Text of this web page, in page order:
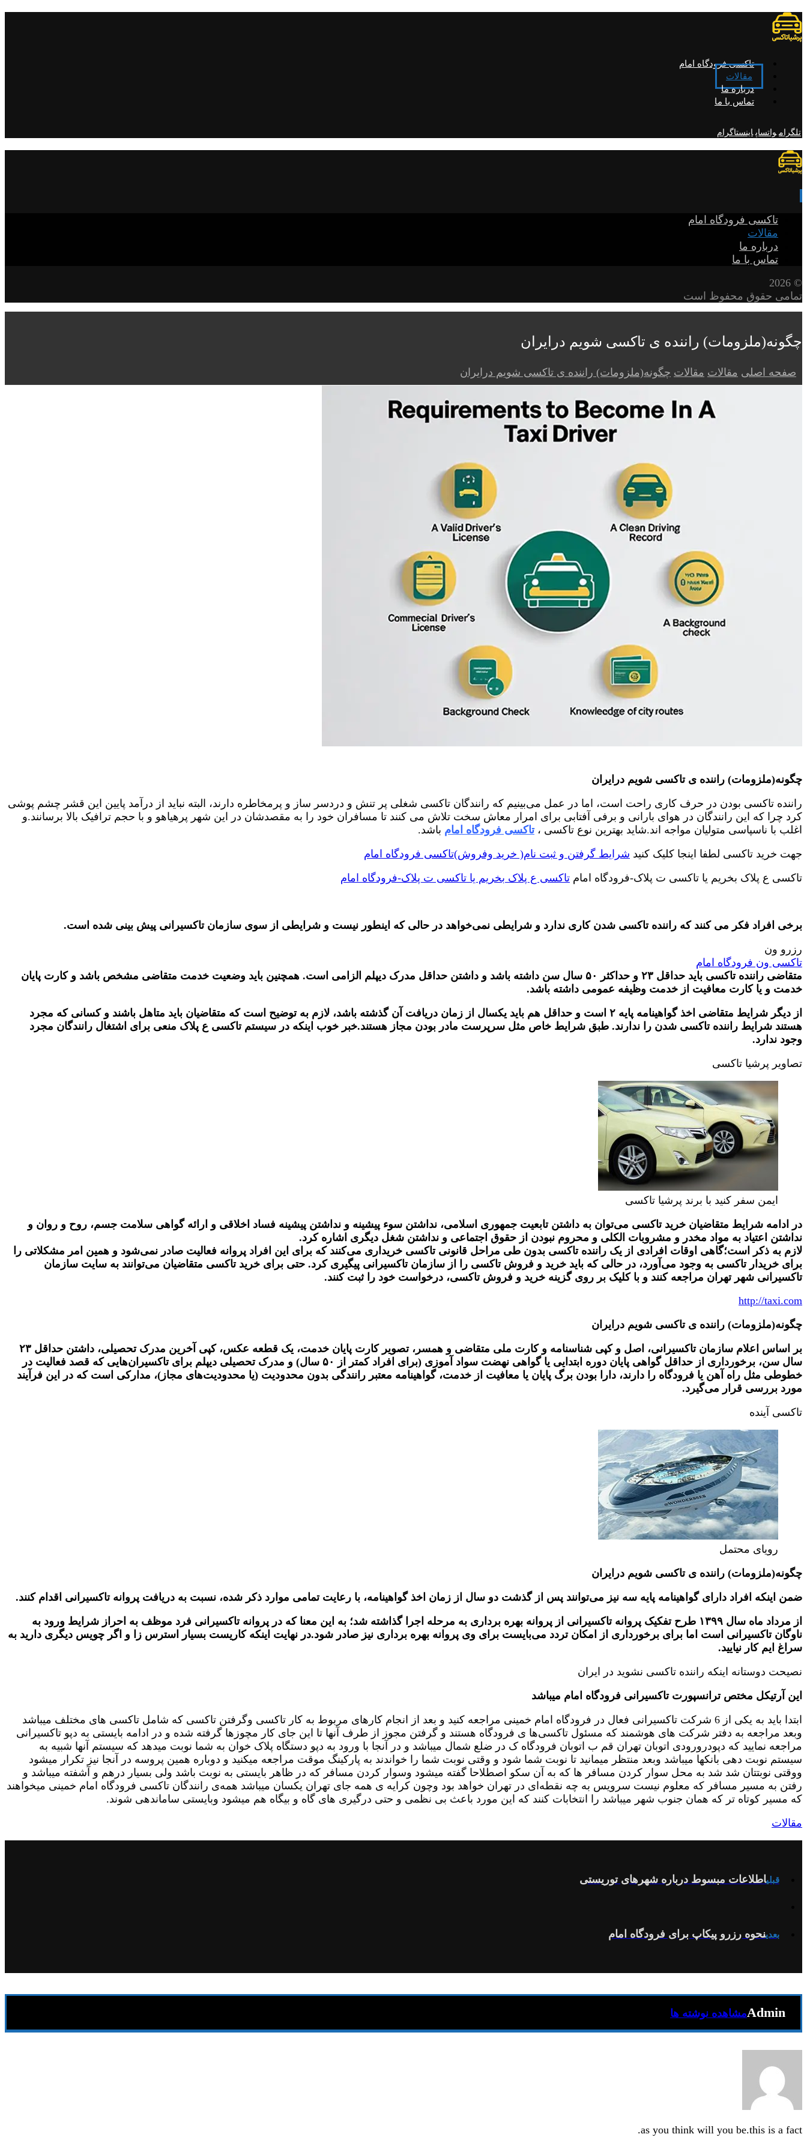
تاکسی فرودگاه امام
مقالات
درباره ما
تماس با ما
تلگرام واتساپ اینستاگرام
تاکسی فرودگاه امام
مقالات
درباره ما
تماس با ما
© 2026
تمامی حقوق محفوظ است
چگونه(ملزومات) راننده ی تاکسی شویم درایران
صفحه اصلی مقالات مقالات چگونه(ملزومات) راننده ی تاکسی شویم درایران
چگونه(ملزومات) راننده ی تاکسی شویم درایران
راننده تاکسی بودن در حرف کاری راحت است، اما در عمل می‌بینیم که رانندگان تاکسی شغلی پر تنش و دردسر ساز و پرمخاطره دارند، البته نباید از درآمد پایین این قشر چشم پوشی
کرد چرا که این رانندگان در هوای بارانی و برفی آفتابی برای امرار معاش سخت تلاش می کنند تا مسافران خود را به مقصدشان در این شهر پرهیاهو و با حجم ترافیک بالا برسانند.و
اغلب با ناسپاسی متولیان مواجه اند.شاید بهترین نوع تاکسی ،تاکسی فرودگاه امام باشد.
جهت خرید تاکسی لطفا اینجا کلیک کنید شرایط گرفتن و ثبت نام( خرید وفروش)تاکسی فرودگاه امام
تاکسی ع پلاک بخریم یا تاکسی ت پلاک-فرودگاه امام تاکسی ع پلاک بخریم یا تاکسی ت پلاک-فرودگاه امام
برخی افراد فکر می کنند که راننده تاکسی شدن کاری ندارد و شرایطی نمی‌خواهد در حالی که اینطور نیست و شرایطی از سوی سازمان تاکسیرانی پیش بینی شده است.
رزرو ون
تاکسی ون فرودگاه امام
متقاضی راننده تاکسی باید حداقل ۲۳ و حداکثر ۵۰ سال سن داشته باشد و داشتن حداقل مدرک دیپلم الزامی است. همچنین باید وضعیت خدمت متقاضی مشخص باشد و کارت پایان
خدمت و یا کارت معافیت از خدمت وظیفه عمومی داشته باشد.
از دیگر شرایط متقاضی اخذ گواهینامه پایه ۲ است و حداقل هم باید یکسال از زمان دریافت آن گذشته باشد، لازم به توضیح است که متقاضیان باید متاهل باشند و کسانی که مجرد
هستند شرایط راننده تاکسی شدن را ندارند. طبق شرایط خاص مثل سرپرست مادر بودن مجاز هستند.خبر خوب اینکه در سیستم تاکسی ع پلاک منعی برای اشتغال رانندگان مجرد
وجود ندارد.
تصاویر پرشیا تاکسی
ایمن سفر کنید با برند پرشیا تاکسی
در ادامه شرایط متقاضیان خرید تاکسی می‌توان به داشتن تابعیت جمهوری اسلامی، نداشتن سوء پیشینه و نداشتن پیشینه فساد اخلاقی و ارائه گواهی سلامت جسم، روح و روان و
نداشتن اعتیاد به مواد مخدر و مشروبات الکلی و محروم نبودن از حقوق اجتماعی و نداشتن شغل دیگری اشاره کرد.
لازم به ذکر است؛گاهی اوقات افرادی از یک راننده تاکسی بدون طی مراحل قانونی تاکسی خریداری می‌کنند که برای این افراد پروانه فعالیت صادر نمی‌شود و همین امر مشکلاتی را
برای خریدار تاکسی به وجود می‌آورد، در حالی که باید خرید و فروش تاکسی را از سازمان تاکسیرانی پیگیری کرد. حتی برای خرید تاکسی متقاضیان می‌توانند به سایت سازمان
تاکسیرانی شهر تهران مراجعه کنند و با کلیک بر روی گزینه خرید و فروش تاکسی، درخواست خود را ثبت کنند.
http://taxi.com
چگونه(ملزومات) راننده ی تاکسی شویم درایران
بر اساس اعلام سازمان تاکسیرانی، اصل و کپی شناسنامه و کارت ملی متقاضی و همسر، تصویر کارت پایان خدمت، یک قطعه عکس، کپی آخرین مدرک تحصیلی، داشتن حداقل ۲۳
سال سن، برخورداری از حداقل گواهی پایان دوره ابتدایی یا گواهی نهضت سواد آموزی (برای افراد کمتر از ۵۰ سال) و مدرک تحصیلی دیپلم برای تاکسیران‌هایی که قصد فعالیت در
خطوطی مثل راه آهن یا فرودگاه را دارند، دارا بودن برگ پایان یا معافیت از خدمت، گواهینامه معتبر رانندگی بدون محدودیت (یا محدودیت‌های مجاز)، مدارکی است که در این فرآیند
مورد بررسی قرار می‌گیرد.
تاکسی آینده
رویای محتمل
چگونه(ملزومات) راننده ی تاکسی شویم درایران
ضمن اینکه افراد دارای گواهینامه پایه سه نیز می‌توانند پس از گذشت دو سال از زمان اخذ گواهینامه، با رعایت تمامی موارد ذکر شده، نسبت به دریافت پروانه تاکسیرانی اقدام کنند.
از مرداد ماه سال ۱۳۹۹ طرح تفکیک پروانه تاکسیرانی از پروانه بهره برداری به مرحله اجرا گذاشته شد؛ به این معنا که در پروانه تاکسیرانی فرد موظف به احراز شرایط ورود به
ناوگان تاکسیرانی است اما برای برخورداری از امکان تردد می‌بایست برای وی پروانه بهره برداری نیز صادر شود.در نهایت اینکه کاریست بسیار استرس زا و اگر چویس دیگری دارید به
سراغ ایم کار نیایید.
نصیحت دوستانه اینکه راننده تاکسی نشوید در ایران
این آرتیکل مختص ترانسپورت تاکسیرانی فرودگاه امام میباشد
ابتدا باید به یکی از 6 شرکت تاکسیرانی فعال در فرودگاه امام خمینی مراجعه کنید و بعد از انجام کارهای مربوط به کار تاکسی وگرفتن تاکسی که شامل تاکسی های مختلف میباشد
وبعد مراجعه به دفتر شرکت های هوشمند که مسئول تاکسی‌ها ی فرودگاه هستند و گرفتن مجوز از طرف آنها تا این جای کار مچوزها گرفته شده و در ادامه بایستی به دپو تاکسیرانی
مراجعه نمایید که دپودرورودی اتوبان تهران قم ب اتوبان فرودگاه ک در ضلع شمال میباشد و در آنجا با ورود به دپو دستگاه پلاک خوان به شما نوبت میدهد که سیستم آنها شبیه به
سیستم نوبت دهی بانکها میباشد وبعد منتظر میمانید تا نوبت شما شود و وقتی نوبت شما را خواندند به پارکینگ موقت مراجعه میکنید و دوباره همین پروسه در آنجا نیز تکرار میشود
ووقتی نوبتتان شد شد به محل سوار کردن مسافر ها که به آن سکو اصطلاحا گفته میشود وسوار کردن مسافر که در ظاهر بایستی به نوبت باشد ولی بسیار درهم و آشفته میباشد و
رفتن به مسیر مسافر که معلوم نیست سرویس به چه نقطه‌ای در تهران خواهد بود وچون کرایه ی همه جای تهران یکسان میباشد همه‌ی رانندگان تاکسی فرودگاه امام خمینی میخواهند
که مسیر کوتاه تر که همان جنوب شهر میباشد را انتخابات کنند که این مورد باعث بی نظمی و حتی درگیری های گاه و بیگاه هم میشود وبایستی ساماندهی شوند.
مقالات
قبلیاطلاعات مبسوط درباره شهرهای توریستی
بعدینحوه رزرو پیکاپ برای فرودگاه امام
Adminمشاهده نوشته ها
as you think will you be.this is a fact.